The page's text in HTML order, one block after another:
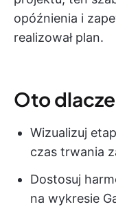
opóźnienia i
realizował plan.
Oto
Wizualizuj
czas trwania
Dostosuj
na wykresie